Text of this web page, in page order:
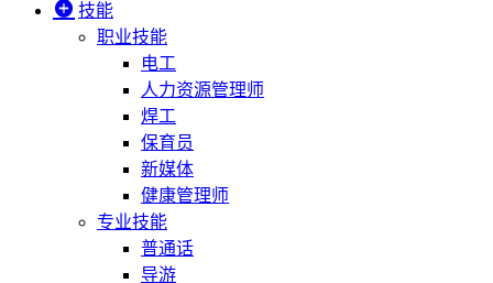
技能
职业技能
电工
人力资源管理师
焊工
保育员
新媒体
健康管理师
专业技能
普通话
导游